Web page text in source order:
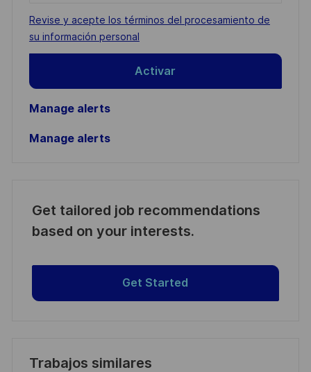
address
(Required)
Required
Revise y acepte los términos del procesamiento de
su información personal
Activar
Manage alerts
Manage alerts
Get tailored job recommendations
based on your interests.
Get Started
Trabajos similares